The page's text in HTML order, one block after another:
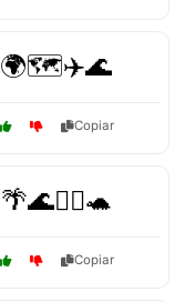
🌍🗺️✈️🌊
Copiar
🌴🌊🏄‍♀️🐢
Copiar